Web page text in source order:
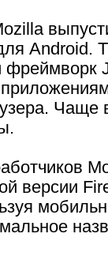
Android.
фреймворк
Чаще
версии